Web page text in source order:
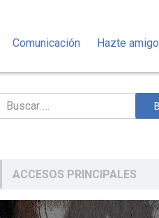
Comunicación Hazte amigo
Buscar:
ACCESOS PRINCIPALES